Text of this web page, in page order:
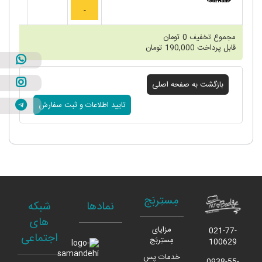
مجموع تخفیف 0 تومان
قابل پرداخت 190,000 تومان
021-77-
100629
مِستِربَج
مزایای
مِستِربَج
خدمات پس
نمادها
شبکه
های
اجتماعی